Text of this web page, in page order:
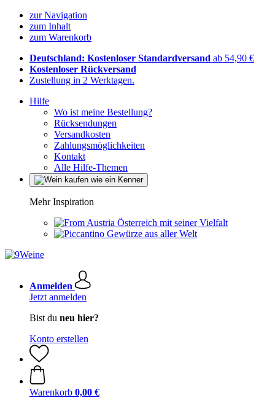
zur Navigation
zum Inhalt
zum Warenkorb
Deutschland: Kostenloser Standardversand ab 54,90 €
Kostenloser Rückversand
Zustellung in 2 Werktagen.
Hilfe
Wo ist meine Bestellung?
Rücksendungen
Versandkosten
Zahlungsmöglichkeiten
Kontakt
Alle Hilfe-Themen
Mehr Inspiration
Österreich mit seiner Vielfalt
Gewürze aus aller Welt
Anmelden
Jetzt anmelden
Bist du neu hier?
Konto erstellen
Warenkorb 0,00 €